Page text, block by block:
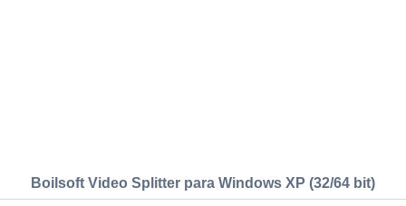
Boilsoft Video Splitter para Windows XP (32/64 bit)